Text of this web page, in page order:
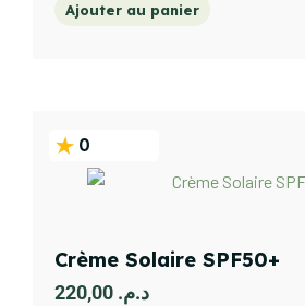
Ajouter au panier
0
Crème Solaire SPF50+
د.م.